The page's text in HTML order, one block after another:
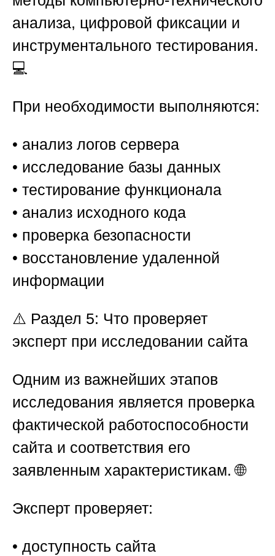
анализа, цифровой фиксации и
инструментального тестирования.
💻
При необходимости выполняются:
• анализ логов сервера
• исследование базы данных
• тестирование функционала
• анализ исходного кода
• проверка безопасности
• восстановление удаленной
информации
⚠️ Раздел 5: Что проверяет
эксперт при исследовании сайта
Одним из важнейших этапов
исследования является проверка
фактической работоспособности
сайта и соответствия его
заявленным характеристикам. 🌐
Эксперт проверяет:
• доступность сайта